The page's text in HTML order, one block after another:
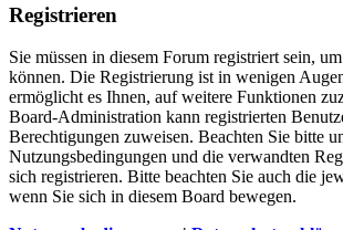
Registrieren
Sie müssen in diesem Forum registriert sein,
können. Die Registrierung ist in wenigen
ermöglicht es Ihnen, auf weitere Funktionen
Board-Administration kann registrierten
Berechtigungen zuweisen. Beachten Sie bitte
Nutzungsbedingungen und die verwandten
sich registrieren. Bitte beachten Sie auch die
wenn Sie sich in diesem Board bewegen.